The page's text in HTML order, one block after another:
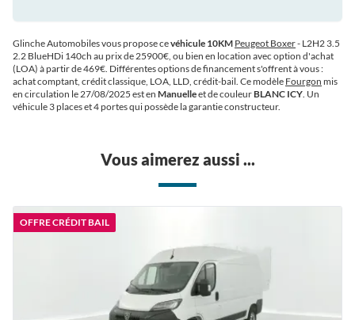
Glinche Automobiles vous propose cevéhicule 10KM Peugeot Boxer- L2H2 3.5
2.2 BlueHDi 140ch au prix de 25900€, ou bien en location avec option d'achat
(LOA) à partir de 469€. Différentes options de financement s'offrent à vous :
achat comptant, crédit classique, LOA, LLD, crédit-bail. Ce modèle Fourgon mis
en circulation le 27/08/2025 est en Manuelleet de couleurBLANC ICY. Un
véhicule 3 places et 4 portes qui possède la garantie constructeur.
Vous aimerez aussi ...
OFFRE CRÉDIT BAIL